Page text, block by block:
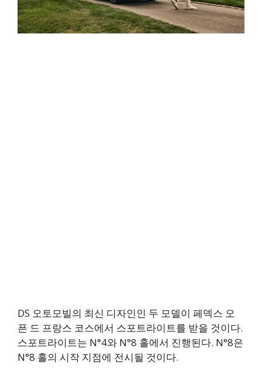
DS 오토모빌의 최신 디자인인 두 모델이 페덱스 오
픈 드 프랑스 코스에서 스포트라이트를 받을 것이다.
스포트라이트는 N°4와 N°8 홀에서 진행된다. N°8은
N°8 홀의 시작 지점에 전시될 것이다.